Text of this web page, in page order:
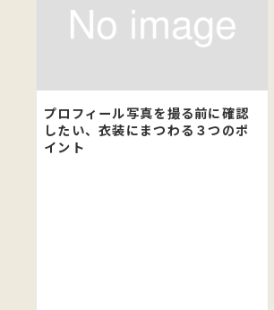
プロフィール写真を撮る前に確認
したい、衣装にまつわる３つのポ
イント